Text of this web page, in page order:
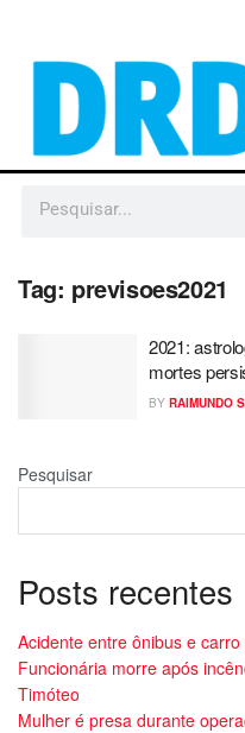
Tag: previsoes2021
2021:
mortes
BY RAIMUNDO
Pesquisar
Posts recentes
Acidente entre ônibus e
Funcionária morre após
Timóteo
Mulher é presa durante